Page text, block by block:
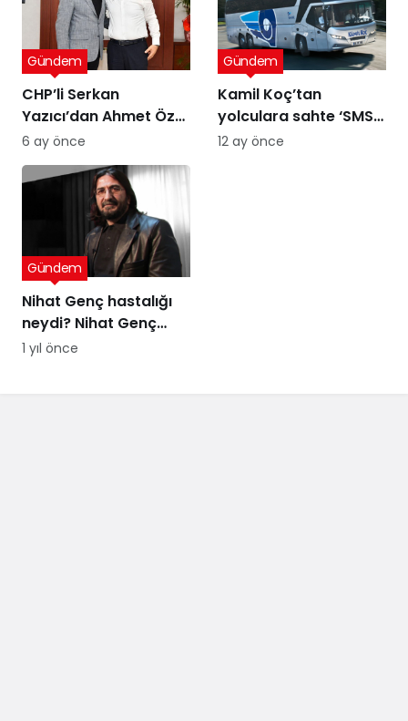
CHP’li Serkan
Yazıcı’dan Ahmet Özer
kararına tepki: Bu bir
yargı değil, sandığı
tanımayan düzenin
Gündem
6 ay önce
Kamil Koç’tan
yolculara sahte ‘SMS’
uyarısı
Gündem
12 ay önce
Nihat Genç hastalığı
neydi? Nihat Genç
cenaze töreni ne
Gündem
1 yıl önce